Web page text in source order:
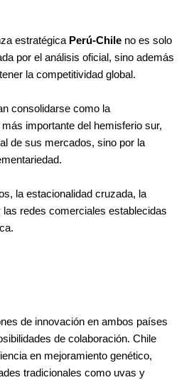
estratégica Perú-Chile no es solo
por el análisis oficial, sino además
la competitividad global.
consolidarse como la
más importante del hemisferio sur,
de sus mercados, sino por la
la estacionalidad cruzada, la
redes comerciales establecidas
de innovación en ambos países
de colaboración. Chile
en mejoramiento genético,
tradicionales como uvas y